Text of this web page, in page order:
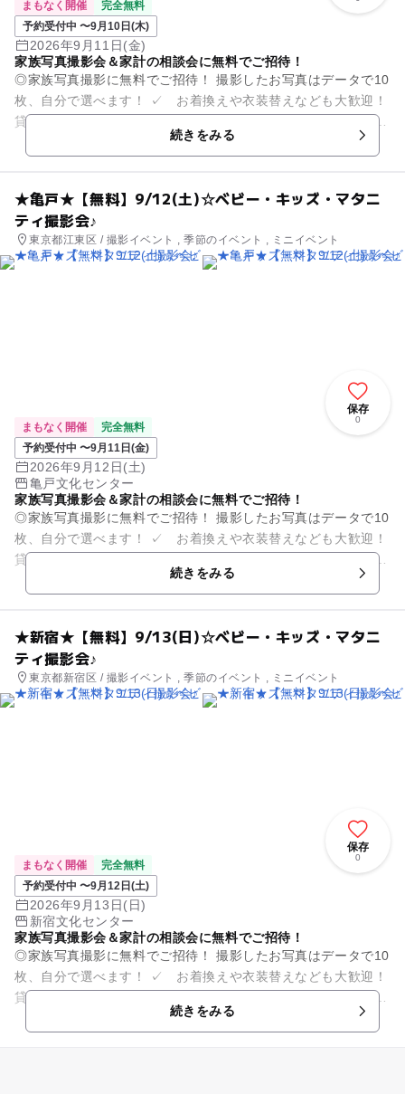
まもなく開催
完全無料
予約受付中 〜9月10日(木)
2026年9月11日(金)
家族写真撮影会＆家計の相談会に無料でご招待！
◎家族写真撮影に無料でご招待！ 撮影したお写真はデータで10
枚、自分で選べます！ ✓ お着換えや衣装替えなども大歓迎！
貸し切りでたっぷり撮影いたします。 ✓ 小物などのお持ち込
続きをみる
★亀戸★【無料】9/12(土)☆ベビー・キッズ・マタニ
ティ撮影会♪
東京都江東区 / 撮影イベント , 季節のイベント , ミニイベント
保存
0
まもなく開催
完全無料
予約受付中 〜9月11日(金)
2026年9月12日(土)
亀戸文化センター
家族写真撮影会＆家計の相談会に無料でご招待！
◎家族写真撮影に無料でご招待！ 撮影したお写真はデータで10
枚、自分で選べます！ ✓ お着換えや衣装替えなども大歓迎！
貸し切りでたっぷり撮影いたします。 ✓ 小物などのお持ち込
続きをみる
★新宿★【無料】9/13(日)☆ベビー・キッズ・マタニ
ティ撮影会♪
東京都新宿区 / 撮影イベント , 季節のイベント , ミニイベント
保存
0
まもなく開催
完全無料
予約受付中 〜9月12日(土)
2026年9月13日(日)
新宿文化センター
家族写真撮影会＆家計の相談会に無料でご招待！
◎家族写真撮影に無料でご招待！ 撮影したお写真はデータで10
枚、自分で選べます！ ✓ お着換えや衣装替えなども大歓迎！
貸し切りでたっぷり撮影いたします。 ✓ 小物などのお持ち込
続きをみる